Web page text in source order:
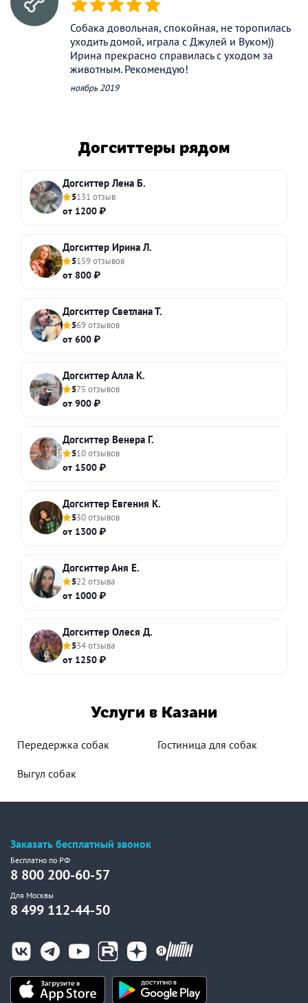
(*) (*) (*) (*) (*)
Собака довольная, спокойная, не торопилась
уходить домой, играла с Джулей и Вуком))
Ирина прекрасно справилась с уходом за
животным. Рекомендую!
ноябрь 2019
Догситтеры рядом
Догситтер Лена Б.
5131 отзыв
от 1200 ₽
Догситтер Ирина Л.
5159 отзывов
от 800 ₽
Догситтер Светлана Т.
569 отзывов
от 600 ₽
Догситтер Алла К.
575 отзывов
от 900 ₽
Догситтер Венера Г.
510 отзывов
от 1500 ₽
Догситтер Евгения К.
530 отзывов
от 1300 ₽
Догситтер Аня Е.
522 отзыва
от 1000 ₽
Догситтер Олеся Д.
534 отзыва
от 1250 ₽
Услуги в Казани
Передержка собак Гостиница для собак
Выгул собак
Заказать бесплатный звонок
Бесплатно по РФ
8 800 200-60-57
Для Москвы
8 499 112-44-50